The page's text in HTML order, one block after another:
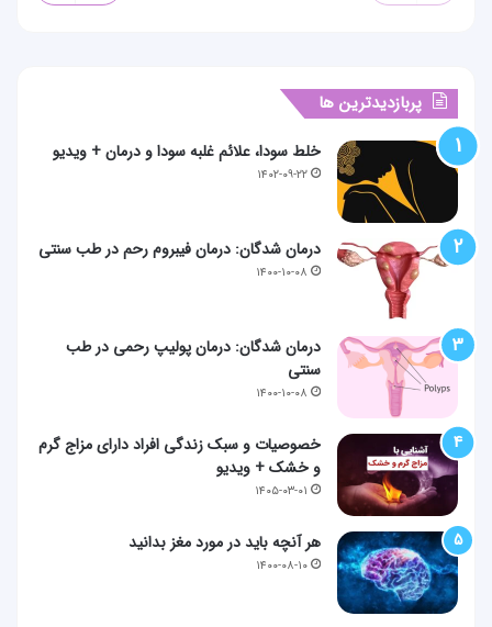
پربازدیدترین ها
خلط سودا، علائم غلبه سودا و درمان + ویدیو
۱۴۰۲-۰۹-۲۲
درمان شدگان: درمان فیبروم رحم در طب سنتی
۱۴۰۰-۱۰-۰۸
درمان شدگان: درمان پولیپ رحمی در طب
سنتی
۱۴۰۰-۱۰-۰۸
خصوصیات و سبک زندگی افراد دارای مزاج گرم
و خشک + ویدیو
۱۴۰۵-۰۳-۰۱
هر آنچه باید در مورد مغز بدانید
۱۴۰۰-۰۸-۱۰